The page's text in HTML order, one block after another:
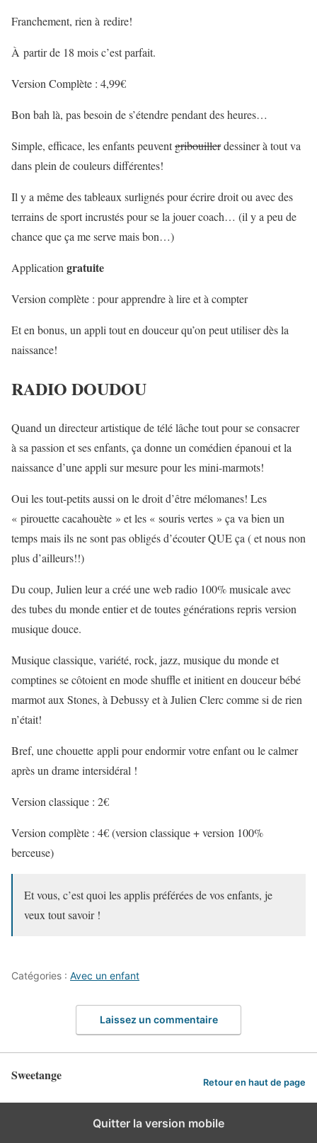
Franchement, rien à redire!
À partir de 18 mois c’est parfait.
Version Complète : 4,99€
Bon bah là, pas besoin de s’étendre pendant des heures…
Simple, efficace, les enfants peuventgribouillerdessiner à tout va
dans plein de couleurs différentes!
Il y a même des tableaux surlignés pour écrire droit ou avec des
terrains de sport incrustés pour se la jouer coach… (il y a peu de
chance que ça me serve mais bon…)
Application gratuite
Version complète : pour apprendre à lire et à compter
Et en bonus, un appli tout en douceur qu’on peut utiliser dès la
naissance!
RADIO DOUDOU
Quand un directeur artistique de télé lâche tout pour se consacrer
à sa passion et ses enfants, ça donne un comédien épanoui et la
naissance d’une appli sur mesure pour les mini-marmots!
Oui les tout-petits aussi on le droit d’être mélomanes! Les
« pirouette cacahouète » et les « souris vertes » ça va bien un
temps mais ils ne sont pas obligés d’écouter QUE ça ( et nous non
plus d’ailleurs!!)
Du coup, Julien leur a créé une web radio 100% musicale avec
des tubes du monde entier et de toutes générations repris version
musique douce.
Musique classique, variété, rock, jazz, musique du monde et
comptines se côtoient en mode shuffle et initient en douceur bébé
marmot aux Stones, à Debussy et à Julien Clerc comme si de rien
n’était!
Bref, une chouette appli pour endormir votre enfant ou le calmer
après un drame intersidéral !
Version classique : 2€
Version complète : 4€ (version classique + version 100%
berceuse)
Et vous, c’est quoi les applis préférées de vos enfants, je
veux tout savoir !
Catégories : Avec un enfant
Laissez un commentaire
Sweetange Retour en haut de page
Quitter la version mobile